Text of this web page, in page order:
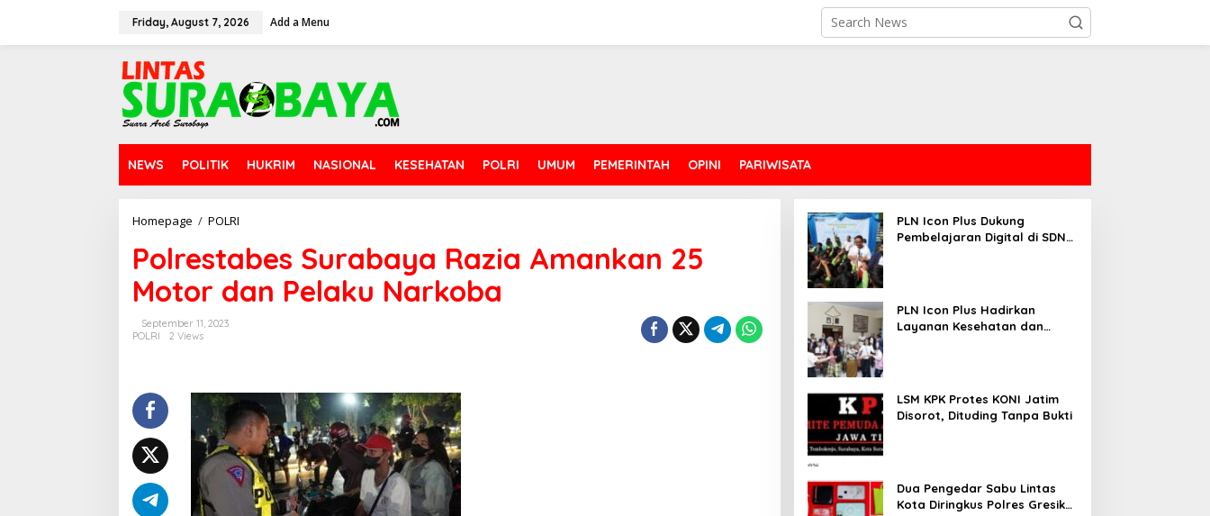
Friday, August 7, 2026 Add a Menu
NEWS POLITIK HUKRIM NASIONAL KESEHATAN POLRI UMUM PEMERINTAH OPINI PARIWISATA
Homepage / POLRI
l
r
e
s
u
r
a
b
a
Polrestabes Surabaya Razia Amankan 25
Motor dan Pelaku Narkoba
September 11, 2023
POLRI
2 Views
PLN Icon Plus Dukung
Pembelajaran Digital di SDN
PLN Icon Plus Hadirkan
Layanan Kesehatan dan
LSM KPK Protes KONI Jatim
Disorot, Dituding Tanpa Bukti
Dua Pengedar Sabu Lintas
Kota Diringkus Polres Gresik